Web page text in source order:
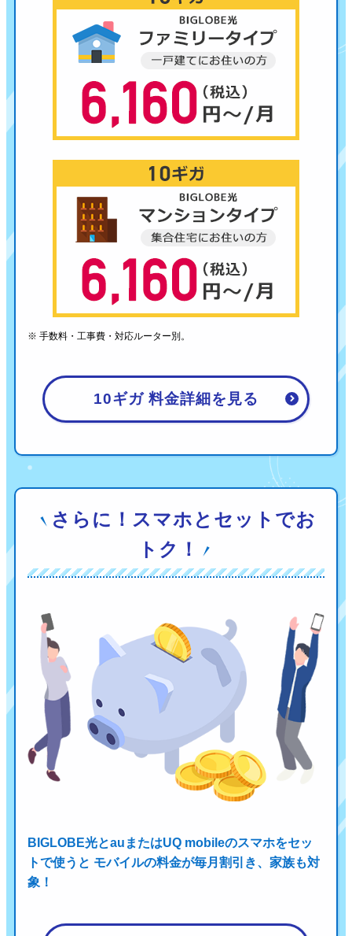
※ 手数料・工事費・対応ルーター別。
10ギガ 料金詳細を見る
さらに！スマホとセットでお
トク！
BIGLOBE光とauまたはUQ mobileのスマホをセッ
トで使うと モバイルの料金が毎月割引き、家族も対
象！